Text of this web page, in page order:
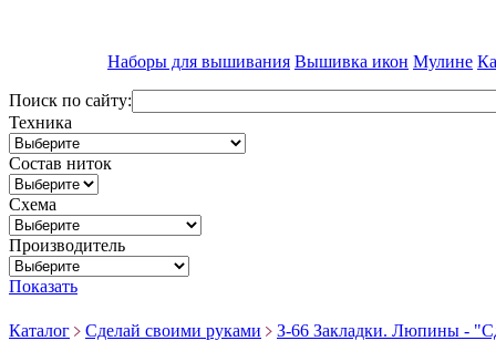
Наборы для вышивания Вышивка икон Мулине
Поиск по сайту:
Техника
Состав ниток
Схема
Производитель
Показать
Каталог Сделай своими руками З-66 Закладки. Люпины -